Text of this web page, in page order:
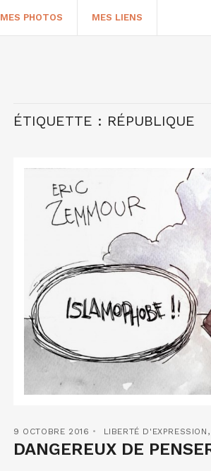
MES PHOTOS MES LIENS
ÉTIQUETTE : RÉPUBLIQUE
9 OCTOBRE 2016 LIBERTÉ D'EXPRESSION ,
DANGEREUX DE